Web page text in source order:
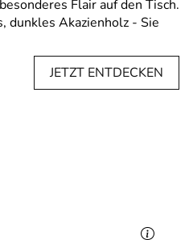
Flair auf den Tisch.
dunkles Akazienholz - Sie
JETZT ENTDECKEN